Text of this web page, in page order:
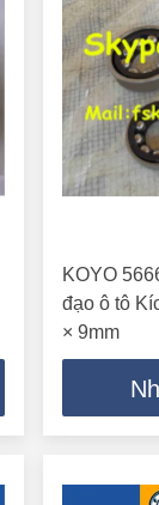
KOYO
đạo ô tô
× 9mm